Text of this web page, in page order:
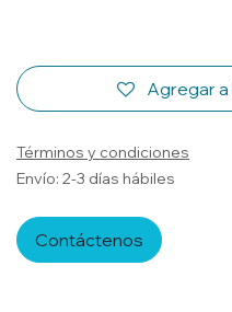
Agregar
Términos y condiciones
Envío: 2-3 días hábiles
Contáctenos